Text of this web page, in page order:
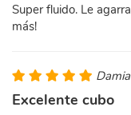
Super fluido. Le
más!
Excelente cubo